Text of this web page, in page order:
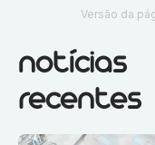
Versão da
notícias
recentes